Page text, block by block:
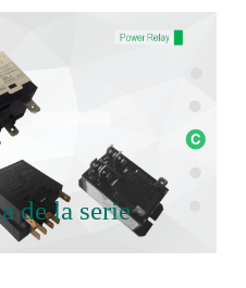
de la serie